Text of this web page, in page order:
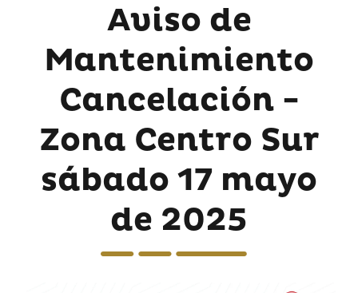
Aviso de
Mantenimiento
Cancelación -
Zona Centro Sur
sábado 17 mayo
de 2025